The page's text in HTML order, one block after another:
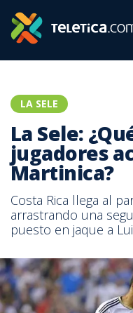
LA SELE
La Sele:
jugadores
Martinica?
Costa Rica llega al
arrastrando una
puesto en jaque a